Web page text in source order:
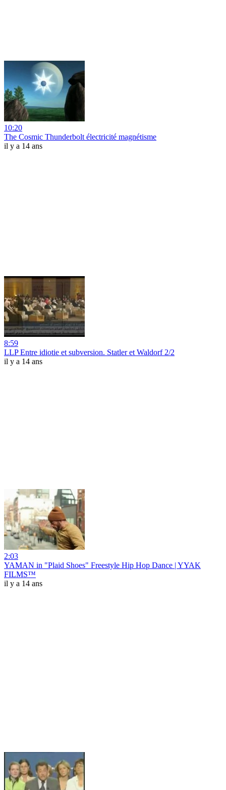
10:20
The Cosmic Thunderbolt électricité magnétisme
il y a 14 ans
8:59
LLP Entre idiotie et subversion. Statler et Waldorf 2/2
il y a 14 ans
2:03
YAMAN in "Plaid Shoes" Freestyle Hip Hop Dance | YYAK
FILMS™
il y a 14 ans